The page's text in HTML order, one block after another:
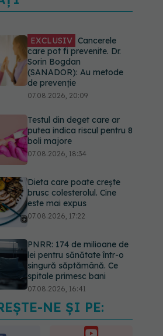
EXCLUSIV Cancerele
care pot fi prevenite. Dr.
Sorin Bogdan
(SANADOR): Au metode
de prevenție
07.08.2026, 20:09
Testul din deget care ar
putea indica riscul pentru 8
boli majore
07.08.2026, 18:34
Dieta care poate crește
brusc colesterolul. Cine
este mai expus
07.08.2026, 17:22
PNRR: 174 de milioane de
lei pentru sănătate într-o
singură săptămână. Ce
spitale primesc bani
07.08.2026, 16:41
Ce spune culoarea ta
preferată despre vârsta
NE ȘI PE: